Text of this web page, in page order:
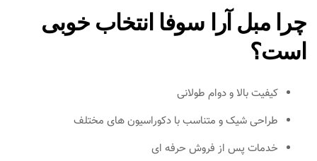
چرا مبل آرا سوفا انتخاب خوبی
است؟
کیفیت بالا و دوام طولانی
طراحی شیک و متناسب با دکوراسیون‌ های مختلف
خدمات پس از فروش حرفه‌ ای